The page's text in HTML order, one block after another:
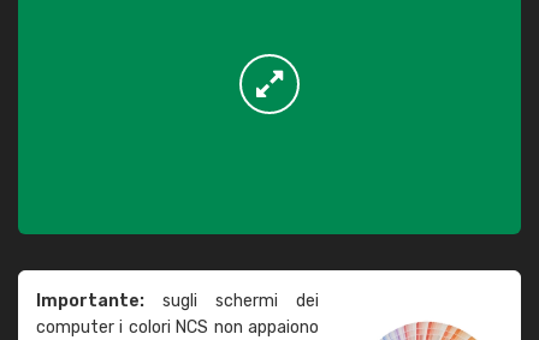
Importante: sugli schermi dei
computer i colori NCS non appaiono